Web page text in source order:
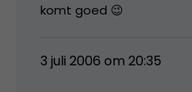
komt goed 😉
3 juli 2006 om 20:35